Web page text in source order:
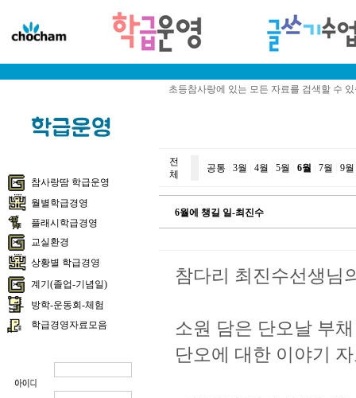
초등참사랑에 있는 모든 자료를 검색할 수
참사랑땀 학급운영
월별학급경영
플래시학급경영
교실환경
상황별 학급경영
계기(졸업-기념일)
방학-운동회-체험
학급경영자료모음
전
체
공통 3월 4월 5월 6월 7월 9월
6월에 챙길 일-최진수
참다리 최진수선생님
소원 담은 단오날 부
단오에 대한 이야기